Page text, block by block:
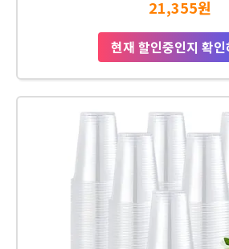
21,355원
현재 할인중인지 확인